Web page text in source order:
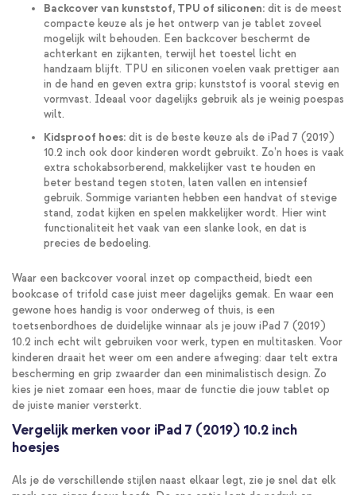
Backcover van kunststof, TPU of siliconen: dit is de meest
compacte keuze als je het ontwerp van je tablet zoveel
mogelijk wilt behouden. Een backcover beschermt de
achterkant en zijkanten, terwijl het toestel licht en
handzaam blijft. TPU en siliconen voelen vaak prettiger aan
in de hand en geven extra grip; kunststof is vooral stevig en
vormvast. Ideaal voor dagelijks gebruik als je weinig poespas
wilt.
Kidsproof hoes: dit is de beste keuze als de iPad 7 (2019)
10.2 inch ook door kinderen wordt gebruikt. Zo’n hoes is vaak
extra schokabsorberend, makkelijker vast te houden en
beter bestand tegen stoten, laten vallen en intensief
gebruik. Sommige varianten hebben een handvat of stevige
stand, zodat kijken en spelen makkelijker wordt. Hier wint
functionaliteit het vaak van een slanke look, en dat is
precies de bedoeling.
Waar een backcover vooral inzet op compactheid, biedt een
bookcase of trifold case juist meer dagelijks gemak. En waar een
gewone hoes handig is voor onderweg of thuis, is een
toetsenbordhoes de duidelijke winnaar als je jouw iPad 7 (2019)
10.2 inch echt wilt gebruiken voor werk, typen en multitasken. Voor
kinderen draait het weer om een andere afweging: daar telt extra
bescherming en grip zwaarder dan een minimalistisch design. Zo
kies je niet zomaar een hoes, maar de functie die jouw tablet op
de juiste manier versterkt.
Vergelijk merken voor iPad 7 (2019) 10.2 inch
hoesjes
Als je de verschillende stijlen naast elkaar legt, zie je snel dat elk